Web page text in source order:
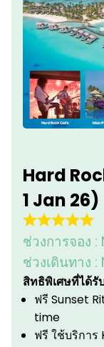
Hard
1 Jan 26)
ช่วงการจอง :
ช่วงเดินทาง :
สิทธิพิเศษที่ได้รั
ฟรี Sunset
time
ฟรี ใช้บริการ